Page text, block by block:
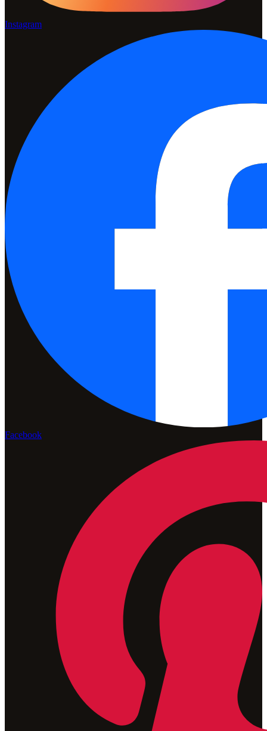
Instagram
Facebook